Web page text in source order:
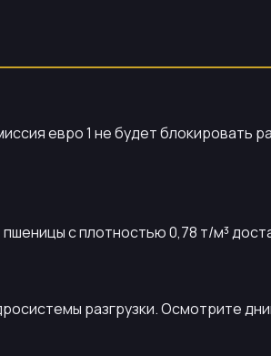
евро 1 не будет блокировать
с плотностью 0,78 т/м³
разгрузки. Осмотрите